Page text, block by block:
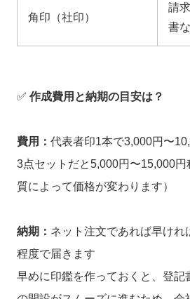
角印（社印）
請
書
✅ 作成費用と納期の目安は？
費用： 代表者印1本で3,000円〜
3点セットだと5,000円〜15,000
質によって価格が変わります）
納期： ネット注文であれば早けれ
程度で届きます
早めに印鑑を作っておくと、登記